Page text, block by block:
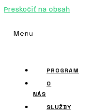
Preskočiť na obsah
Menu
PROGRAM
O
NÁS
SLUŽBY